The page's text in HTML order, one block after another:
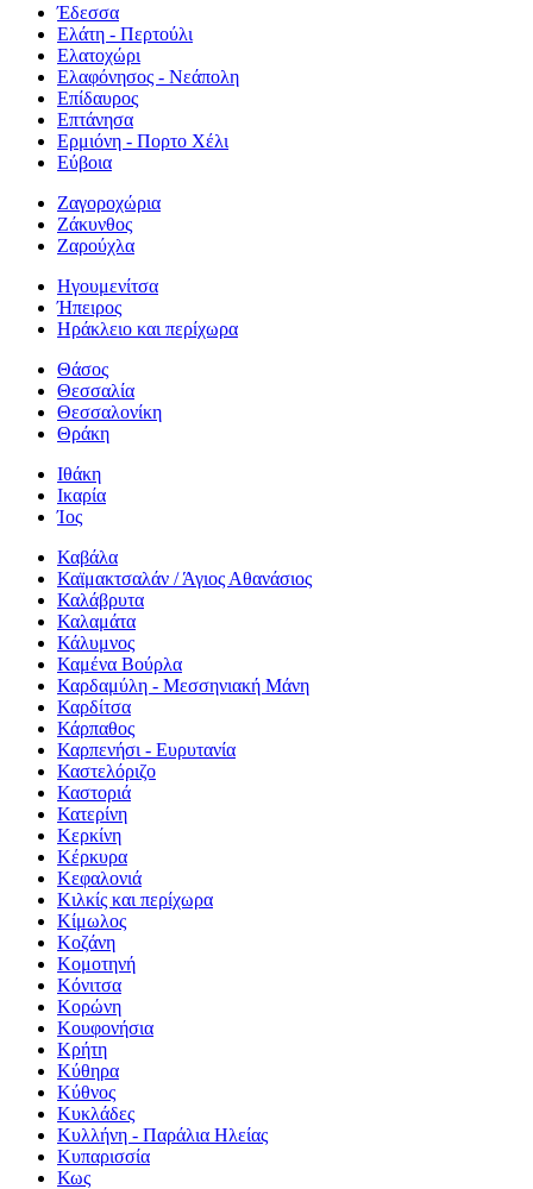
Έδεσσα
Ελάτη - Περτούλι
Ελατοχώρι
Ελαφόνησος - Νεάπολη
Επίδαυρος
Επτάνησα
Ερμιόνη - Πορτο Χέλι
Εύβοια
Ζαγοροχώρια
Ζάκυνθος
Ζαρούχλα
Ηγουμενίτσα
Ήπειρος
Ηράκλειο και περίχωρα
Θάσος
Θεσσαλία
Θεσσαλονίκη
Θράκη
Ιθάκη
Ικαρία
Ίος
Καβάλα
Καϊμακτσαλάν / Άγιος Αθανάσιος
Καλάβρυτα
Καλαμάτα
Κάλυμνος
Καμένα Βούρλα
Καρδαμύλη - Μεσσηνιακή Μάνη
Καρδίτσα
Κάρπαθος
Καρπενήσι - Ευρυτανία
Καστελόριζο
Καστοριά
Κατερίνη
Κερκίνη
Κέρκυρα
Κεφαλονιά
Κιλκίς και περίχωρα
Κίμωλος
Κοζάνη
Κομοτηνή
Κόνιτσα
Κορώνη
Κουφονήσια
Κρήτη
Κύθηρα
Κύθνος
Κυκλάδες
Κυλλήνη - Παράλια Ηλείας
Κυπαρισσία
Κως